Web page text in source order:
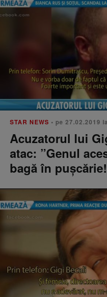
STAR NEWS • pe 27.02.2019
Acuzatorul lui
atac: ”Genul
bagă în